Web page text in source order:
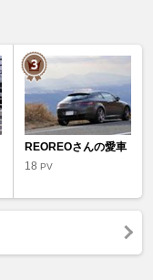
REOREOさんの愛車
18 PV